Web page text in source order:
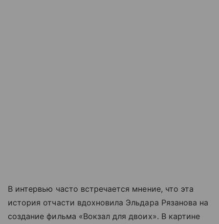
В интервью часто встречается мнение, что эта
история отчасти вдохновила Эльдара Рязанова на
создание фильма «Вокзал для двоих». В картине